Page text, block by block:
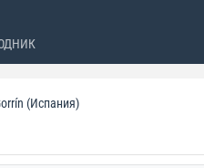
(Испания)